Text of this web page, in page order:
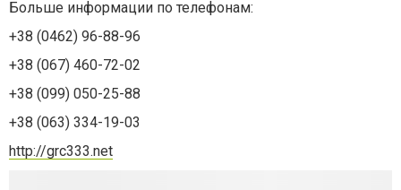
Больше информации по телефонам:
+38 (0462) 96-88-96
+38 (067) 460-72-02
+38 (099) 050-25-88
+38 (063) 334-19-03
http://grc333.net